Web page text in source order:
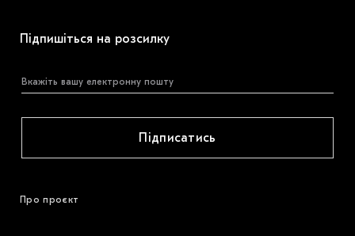
Підпишіться на розсилку
Підписатись
Про проєкт